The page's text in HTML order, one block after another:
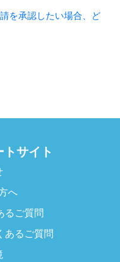
を承認したい場合、ど
サイト
へ
るご質問
あるご質問